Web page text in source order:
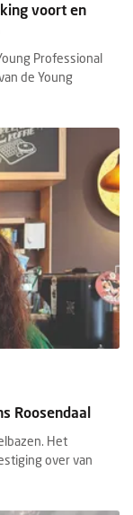
voort en
Professional
de Young
Roosendaal
Het
over van